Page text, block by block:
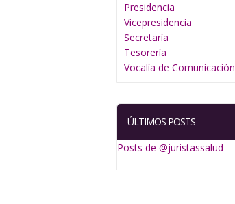
Presidencia
Vicepresidencia
Secretaría
Tesorería
Vocalía de Comunicación
ÚLTIMOS POSTS
Posts de @juristassalud